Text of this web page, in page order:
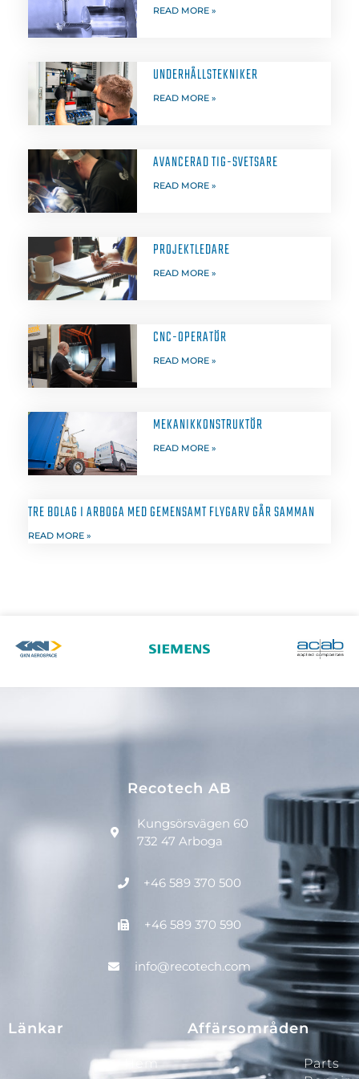
READ MORE »
UNDERHÅLLSTEKNIKER
READ MORE »
AVANCERAD TIG-SVETSARE
READ MORE »
PROJEKTLEDARE
READ MORE »
CNC-OPERATÖR
READ MORE »
MEKANIKKONSTRUKTÖR
READ MORE »
TRE BOLAG I ARBOGA MED GEMENSAMT FLYGARV GÅR SAMMAN
READ MORE »
Recotech AB
Kungsörsvägen 60
732 47 Arboga
+46 589 370 500
+46 589 370 590
info@recotech.com
Länkar
Hem
Affärsområden
Parts